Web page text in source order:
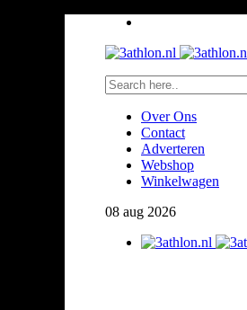
Over Ons
Contact
Adverteren
Webshop
Winkelwagen
08 aug 2026